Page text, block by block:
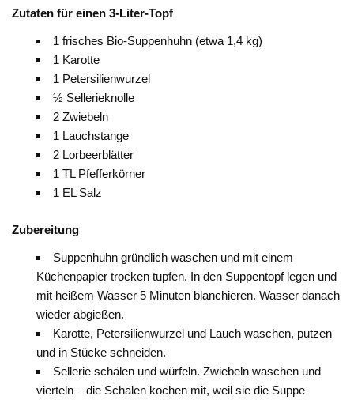
Zutaten für einen 3-Liter-Topf
1 frisches Bio-Suppenhuhn (etwa 1,4 kg)
1 Karotte
1 Petersilienwurzel
½ Sellerieknolle
2 Zwiebeln
1 Lauchstange
2 Lorbeerblätter
1 TL Pfefferkörner
1 EL Salz
Zubereitung
Suppenhuhn gründlich waschen und mit einem
Küchenpapier trocken tupfen. In den Suppentopf legen und
mit heißem Wasser 5 Minuten blanchieren. Wasser danach
wieder abgießen.
Karotte, Petersilienwurzel und Lauch waschen, putzen
und in Stücke schneiden.
Sellerie schälen und würfeln. Zwiebeln waschen und
vierteln – die Schalen kochen mit, weil sie die Suppe